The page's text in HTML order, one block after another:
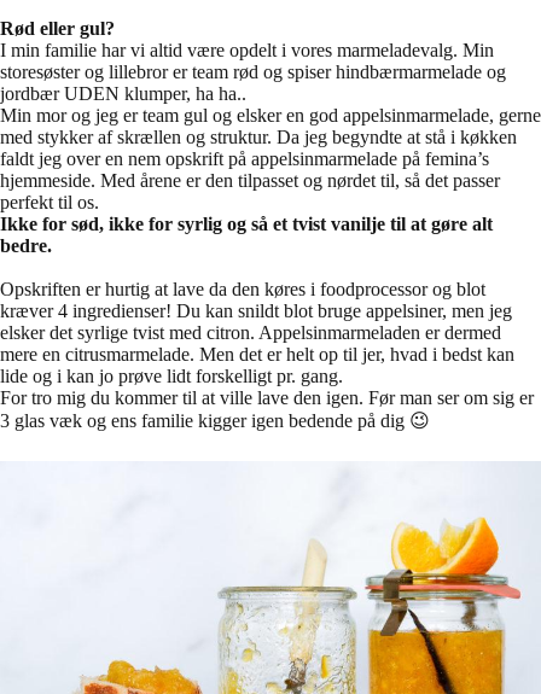
Rød eller gul?
I min familie har vi altid være opdelt i vores marmeladevalg. Min
storesøster og lillebror er team rød og spiser hindbærmarmelade og
jordbær UDEN klumper, ha ha..
Min mor og jeg er team gul og elsker en god appelsinmarmelade, gerne
med stykker af skrællen og struktur. Da jeg begyndte at stå i køkken
faldt jeg over en nem opskrift på appelsinmarmelade på femina’s
hjemmeside. Med årene er den tilpasset og nørdet til, så det passer
perfekt til os.
Ikke for sød, ikke for syrlig og så et tvist vanilje til at gøre alt
bedre.
Opskriften er hurtig at lave da den køres i foodprocessor og blot
kræver 4 ingredienser! Du kan snildt blot bruge appelsiner, men jeg
elsker det syrlige tvist med citron. Appelsinmarmeladen er dermed
mere en citrusmarmelade. Men det er helt op til jer, hvad i bedst kan
lide og i kan jo prøve lidt forskelligt pr. gang.
For tro mig du kommer til at ville lave den igen. Før man ser om sig er
3 glas væk og ens familie kigger igen bedende på dig 😉